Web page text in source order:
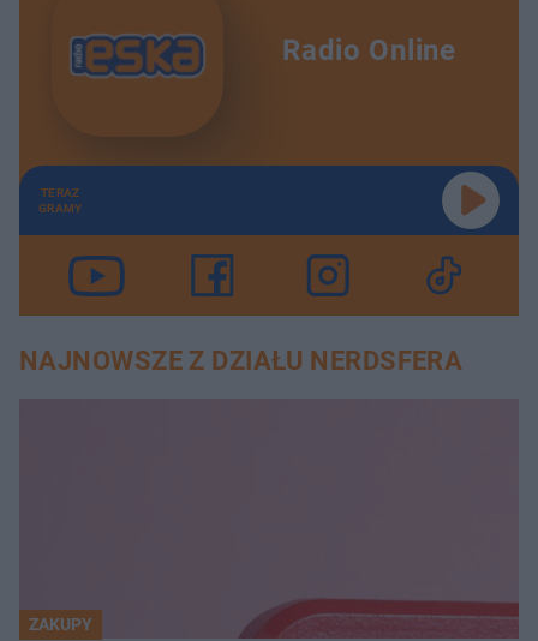
Radio Online
TERAZ
GRAMY
NAJNOWSZE Z DZIAŁU NERDSFERA
ZAKUPY